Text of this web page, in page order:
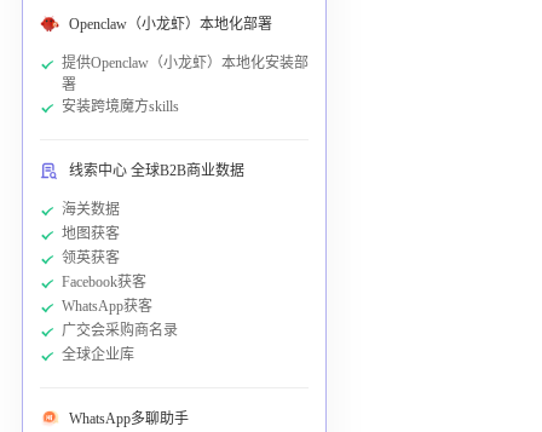
Openclaw（小龙虾）本地化部署
提供Openclaw（小龙虾）本地化安装部
署
安装跨境魔方skills
线索中心 全球B2B商业数据
海关数据
地图获客
领英获客
Facebook获客
WhatsApp获客
广交会采购商名录
全球企业库
WhatsApp多聊助手